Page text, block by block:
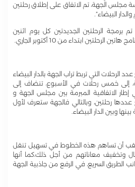
مجلس الجهة، تم الاتفاق على إطلاق رحلتين
البيضاء”.
تم برمجة الرحلتين الجديدتين كل يوم اثنين
الرحلتين ابتداء من 10 أكتوبر الجاري.
الرحلات التي تربط تراب الجهة بالدار البيضاء
إلى خمس رحلات في الأسبوع، تنضاف إلى
إطار الاتفاقية المبرمة بين مجلس الجهة و
عددها رحلتين، وبالتالي فالجهة ستعرف لأول
وبين الدار البيضاء.
أن تساهم هذه الخطوط في تسهيل تنقل
وتخفيف معاناتهم من أجل ذلك،كما أنها
الطريق السريع، في الرفع من جاذبية الجهة